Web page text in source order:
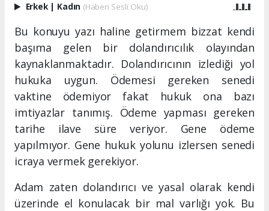
Erkek | Kadın (Haberi Sesli Oku)
Bu konuyu yazı haline getirmem bizzat kendi
başıma gelen bir dolandırıcılık olayından
kaynaklanmaktadır. Dolandırıcının izlediği yol
hukuka uygun. Ödemesi gereken senedi
vaktine ödemiyor fakat hukuk ona bazı
imtiyazlar tanımış. Ödeme yapması gereken
tarihe ilave süre veriyor. Gene ödeme
yapılmıyor. Gene hukuk yolunu izlersen senedi
icraya vermek gerekiyor.
Adam zaten dolandırıcı ve yasal olarak kendi
üzerinde el konulacak bir mal varlığı yok. Bu